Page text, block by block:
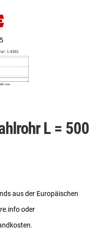
L = 500
aus der Europäischen
oder